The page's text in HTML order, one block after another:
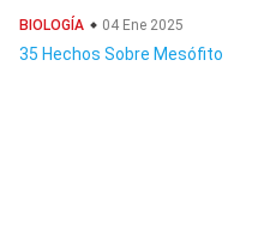
BIOLOGÍA 04 Ene 2025
35 Hechos Sobre Mesófito